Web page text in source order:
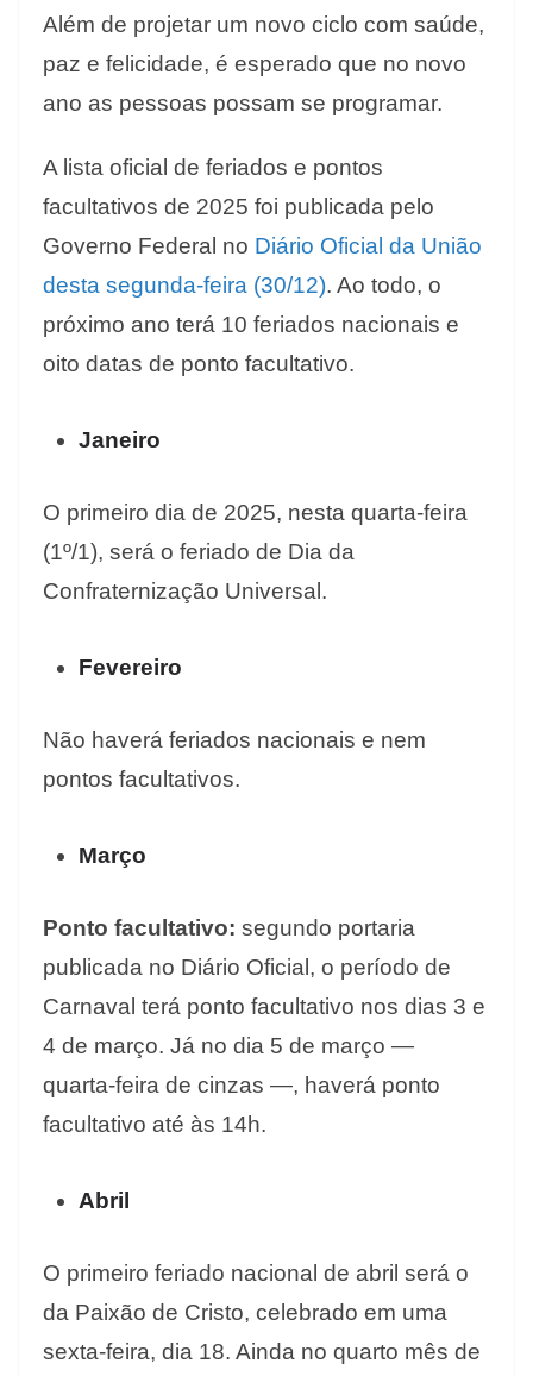
Além de projetar um novo ciclo com saúde,
paz e felicidade, é esperado que no novo
ano as pessoas possam se programar.
A lista oficial de feriados e pontos
facultativos de 2025 foi publicada pelo
Governo Federal no Diário Oficial da União
desta segunda-feira (30/12). Ao todo, o
próximo ano terá 10 feriados nacionais e
oito datas de ponto facultativo.
Janeiro
O primeiro dia de 2025, nesta quarta-feira
(1º/1), será o feriado de Dia da
Confraternização Universal.
Fevereiro
Não haverá feriados nacionais e nem
pontos facultativos.
Março
Ponto facultativo: segundo portaria
publicada no Diário Oficial, o período de
Carnaval terá ponto facultativo nos dias 3 e
4 de março. Já no dia 5 de março —
quarta-feira de cinzas —, haverá ponto
facultativo até às 14h.
Abril
O primeiro feriado nacional de abril será o
da Paixão de Cristo, celebrado em uma
sexta-feira, dia 18. Ainda no quarto mês de